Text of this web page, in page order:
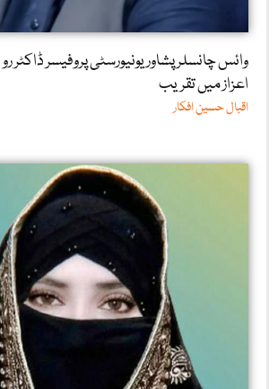
وائس چانسلر پشاور یونیورسٹی پروفیسر ڈاکٹر
اعزاز میں تقریب
اقبال حسین افکار